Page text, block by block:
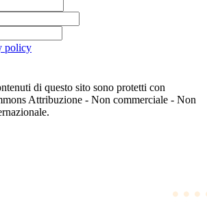
policy
di questo sito sono protetti con
Attribuzione - Non commerciale - Non